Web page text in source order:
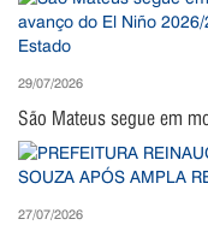
29/07/2026
São Mateus segue em
27/07/2026